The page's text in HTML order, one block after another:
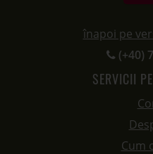
înapoi pe
(+40)
SERVICII
Cum